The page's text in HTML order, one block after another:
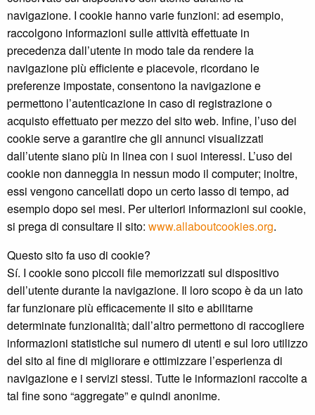
navigazione. I cookie hanno varie funzioni: ad esempio,
raccolgono informazioni sulle attività effettuate in
precedenza dall’utente in modo tale da rendere la
navigazione più efficiente e piacevole, ricordano le
preferenze impostate, consentono la navigazione e
permettono l’autenticazione in caso di registrazione o
acquisto effettuato per mezzo del sito web. Infine, l’uso dei
cookie serve a garantire che gli annunci visualizzati
dall’utente siano più in linea con i suoi interessi. L’uso dei
cookie non danneggia in nessun modo il computer; inoltre,
essi vengono cancellati dopo un certo lasso di tempo, ad
esempio dopo sei mesi. Per ulteriori informazioni sui cookie,
si prega di consultare il sito: www.allaboutcookies.org.
Questo sito fa uso di cookie?
Sí. I cookie sono piccoli file memorizzati sul dispositivo
dell’utente durante la navigazione. Il loro scopo è da un lato
far funzionare più efficacemente il sito e abilitarne
determinate funzionalità; dall’altro permettono di raccogliere
informazioni statistiche sul numero di utenti e sul loro utilizzo
del sito al fine di migliorare e ottimizzare l’esperienza di
navigazione e i servizi stessi. Tutte le informazioni raccolte a
tal fine sono “aggregate” e quindi anonime.